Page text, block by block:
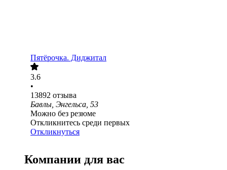
Пятёрочка. Диджитал
3.6
•
13892 отзыва
Бавлы, Энгельса, 53
Можно без резюме
Откликнитесь среди первых
Откликнуться
Компании для вас